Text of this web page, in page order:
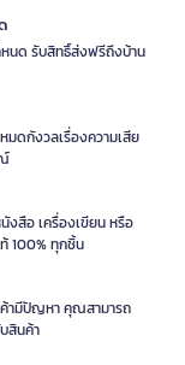
นด รับสิทธิ์ส่งฟรีถึงบ้าน
ดกังวลเรื่องความเสีย
งสือ เครื่องเขียน หรือ
100% ทุกชิ้น
ค้ามีปัญหา คุณสามารถ
สินค้า